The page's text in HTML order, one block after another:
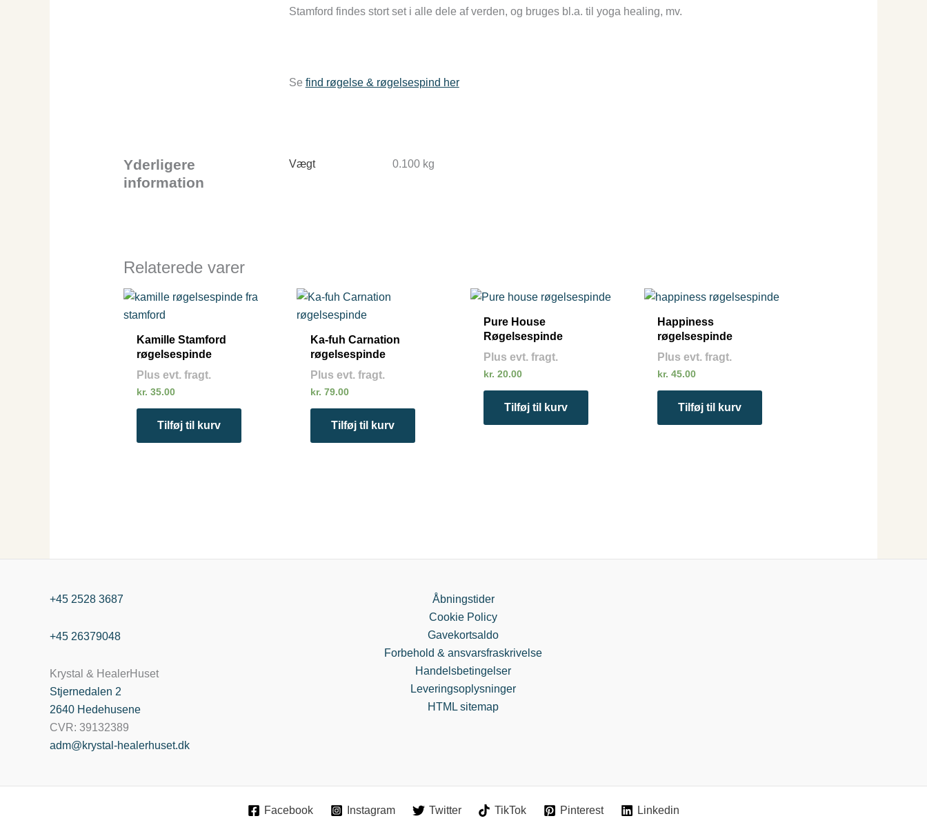
Stamford findes stort set i alle dele af verden, og bruges bl.a. til yoga healing, mv.
Se find røgelse & røgelsespind her
Yderligere
information
Vægt 0.100 kg
Relaterede varer
Kamille Stamford
røgelsespinde
Plus evt. fragt.
kr. 35.00
Tilføj til kurv
Ka-fuh Carnation
røgelsespinde
Plus evt. fragt.
kr. 79.00
Tilføj til kurv
Pure House
Røgelsespinde
Plus evt. fragt.
kr. 20.00
Tilføj til kurv
Happiness
røgelsespinde
Plus evt. fragt.
kr. 45.00
Tilføj til kurv
+45 2528 3687
+45 26379048
Krystal & HealerHuset
Stjernedalen 2
2640 Hedehusene
CVR: 39132389
adm@krystal-healerhuset.dk
Åbningstider
Cookie Policy
Gavekortsaldo
Forbehold & ansvarsfraskrivelse
Handelsbetingelser
Leveringsoplysninger
HTML sitemap
Facebook Instagram Twitter TikTok Pinterest Linkedin